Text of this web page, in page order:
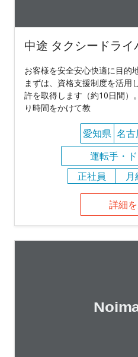
中途 タクシードライ
お客様を安全安心快適に目的
まずは、資格支援制度を活用
許を取得します（約10日間）
り時間をかけて教
愛知県 名古
運転手・
正社員
詳細